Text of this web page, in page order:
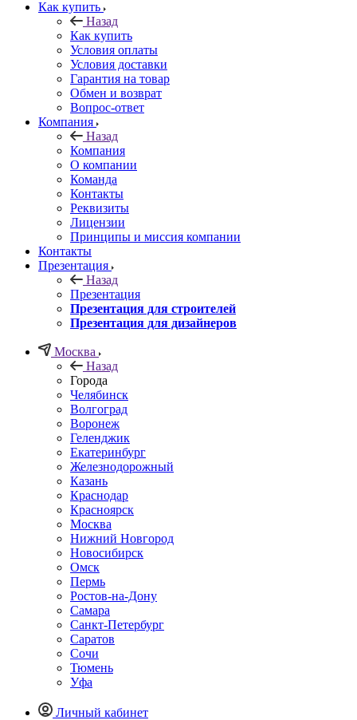
Как купить
Назад
Как купить
Условия оплаты
Условия доставки
Гарантия на товар
Обмен и возврат
Вопрос-ответ
Компания
Назад
Компания
О компании
Команда
Контакты
Реквизиты
Лицензии
Принципы и миссия компании
Контакты
Презентация
Назад
Презентация
Презентация для строителей
Презентация для дизайнеров
Москва
Назад
Города
Челябинск
Волгоград
Воронеж
Геленджик
Екатеринбург
Железнодорожный
Казань
Краснодар
Красноярск
Москва
Нижний Новгород
Новосибирск
Омск
Пермь
Ростов-на-Дону
Самара
Санкт-Петербург
Саратов
Сочи
Тюмень
Уфа
Личный кабинет